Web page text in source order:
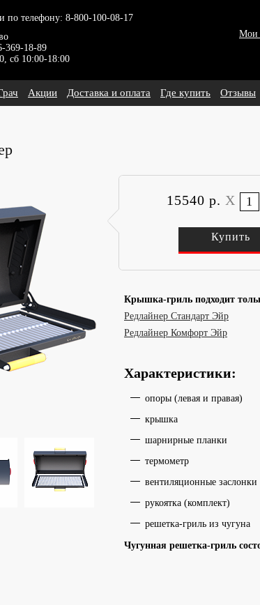
по телефону: 8-800-100-08-17
369-18-89
сб 10:00-18:00
Мои
Акции Доставка и оплата Где купить Отзывы
15540 р. X
Купить
Крышка-гриль подходит
Редлайнер Стандарт Эйр
Редлайнер Комфорт Эйр
Характеристики:
опоры (левая и правая)
крышка
шарнирные планки
термометр
вентиляционные заслонки
рукоятка (комплект)
решетка-гриль из чугуна
Чугунная решетка-гриль